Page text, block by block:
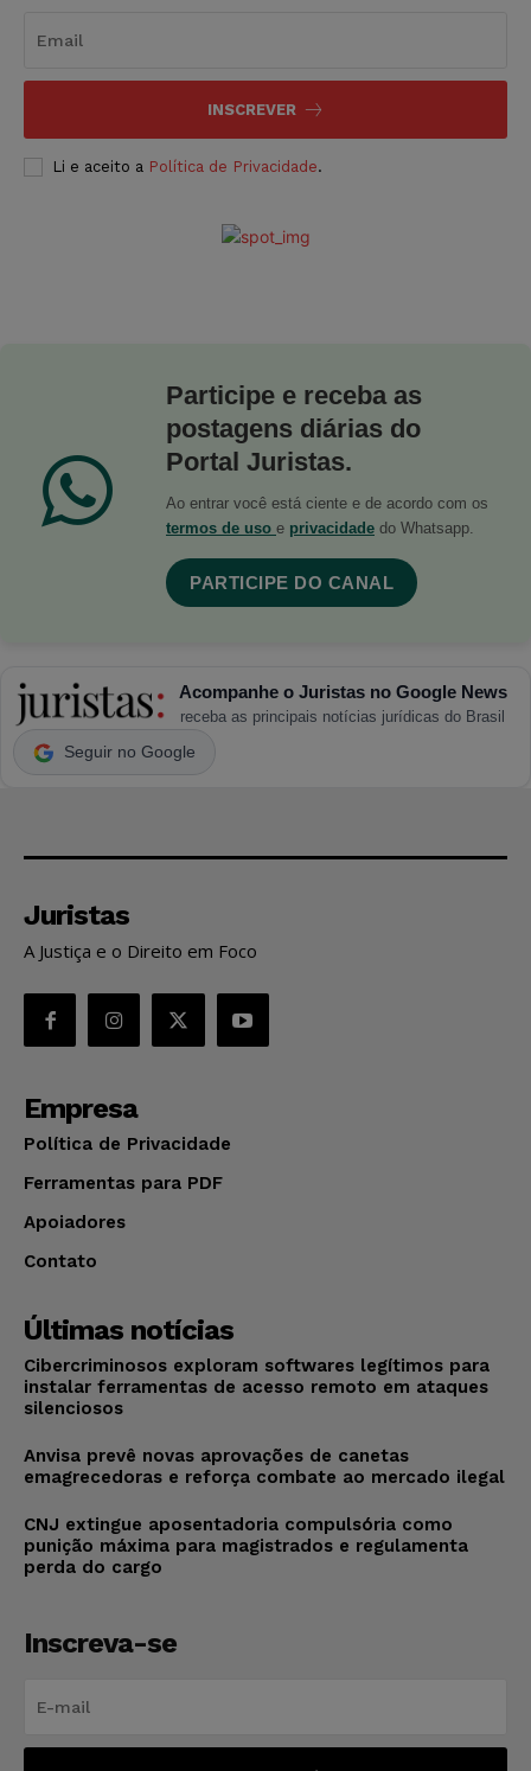
INSCREVER
Li e aceito a Política de Privacidade.
Participe e receba as
postagens diárias do
Portal Juristas.
Ao entrar você está ciente e de acordo com os
termos de uso e privacidade do Whatsapp.
PARTICIPE DO CANAL
Acompanhe o Juristas no Google News
receba as principais notícias jurídicas do Brasil
Seguir no Google
Juristas
A Justiça e o Direito em Foco
Empresa
Política de Privacidade
Ferramentas para PDF
Apoiadores
Contato
Últimas notícias
Cibercriminosos exploram softwares legítimos para
instalar ferramentas de acesso remoto em ataques
silenciosos
Anvisa prevê novas aprovações de canetas
emagrecedoras e reforça combate ao mercado ilegal
CNJ extingue aposentadoria compulsória como
punição máxima para magistrados e regulamenta
perda do cargo
Inscreva-se